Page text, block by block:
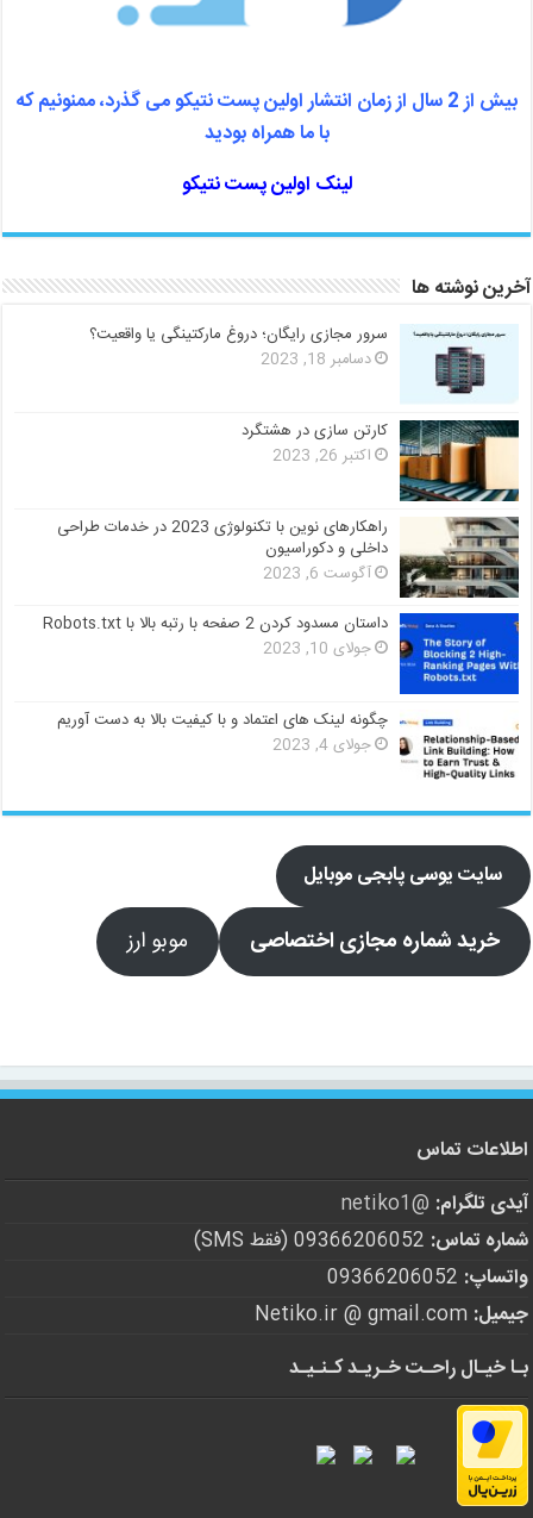
بیش از 2 سال از زمان انتشار اولین پست نتیکو می گذرد، ممنونیم که
با ما همراه بودید
لینک اولین پست نتیکو
آخرین نوشته ها
سرور مجازی رایگان؛ دروغ مارکتینگی یا واقعیت؟
دسامبر 18, 2023
کارتن سازی در هشتگرد
اکتبر 26, 2023
راهکارهای نوین با تکنولوژی 2023 در خدمات طراحی
داخلی و دکوراسیون
آگوست 6, 2023
داستان مسدود کردن 2 صفحه با رتبه بالا با Robots.txt
جولای 10, 2023
چگونه لینک های اعتماد و با کیفیت بالا به دست آوریم
جولای 4, 2023
سایت یوسی پابجی موبایل
خرید شماره مجازی اختصاصی موبو ارز
اطلاعات تماس
آیدی تلگرام: @netiko1
شماره تماس:
واتساپ:
جیمیل:
بـا خیـال راحـت خـریـد کـنـیـد